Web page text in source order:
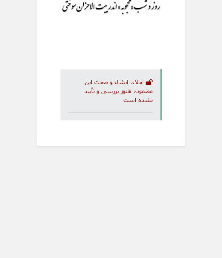
روز و شب « محجوبه» اندر بیت الاحزان سوختی
املاء، انشاء و صحت این
مضمون، هنوز بررسی و تأیید
نشده است